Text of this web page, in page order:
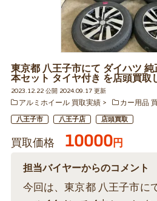
東京都 八王子市にて ダイハツ
本セット タイヤ付き を店頭買取
2023.12.22 公開 2024.09.17 更新
アルミホイール 買取実績
カー用品
八王子市 八王子店 店頭買取
買取価格 10000円
担当バイヤーからのコメント
今回は、東京都 八王子市に